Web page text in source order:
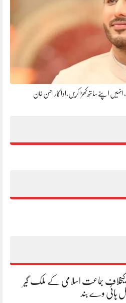
انہیں اپنے ساتھ کھڑا کریں،اداکار احسن خان
کیخلاف جماعت اسلامی کے ملک گیر
ہائی وے بند